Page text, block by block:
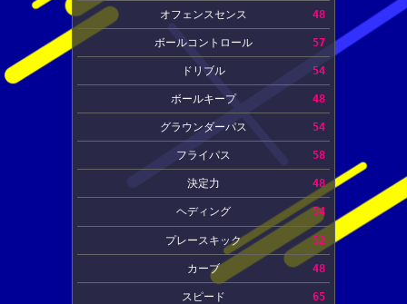
48
オフェンスセンス
57
ボールコントロール
54
ドリブル
48
ボールキープ
54
グラウンダーパス
58
フライパス
48
決定力
54
ヘディング
52
プレースキック
48
カーブ
65
スピード